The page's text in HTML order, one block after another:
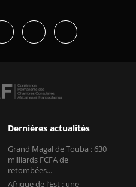
Dernières actualités
Grand Magal de Touba : 630
milliards FCFA de
retombées...
Afrique de l’Est : une